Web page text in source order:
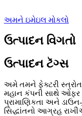
અમને ઇમેઇલ મોકલો
ઉત્પાદન વિગતો
ઉત્પાદન ટૅગ્સ
અમે તમને ફેક્ટરી સ્ત્રોત
મહાન કંપની સાથે ઓફર
પ્રામાણિકતા અને
સિદ્ધાંતનો આગ્રહ